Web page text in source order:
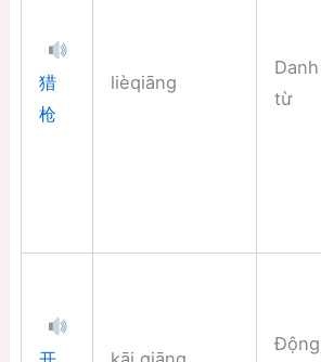
猎
枪
lièqiāng
Danh
từ
Động